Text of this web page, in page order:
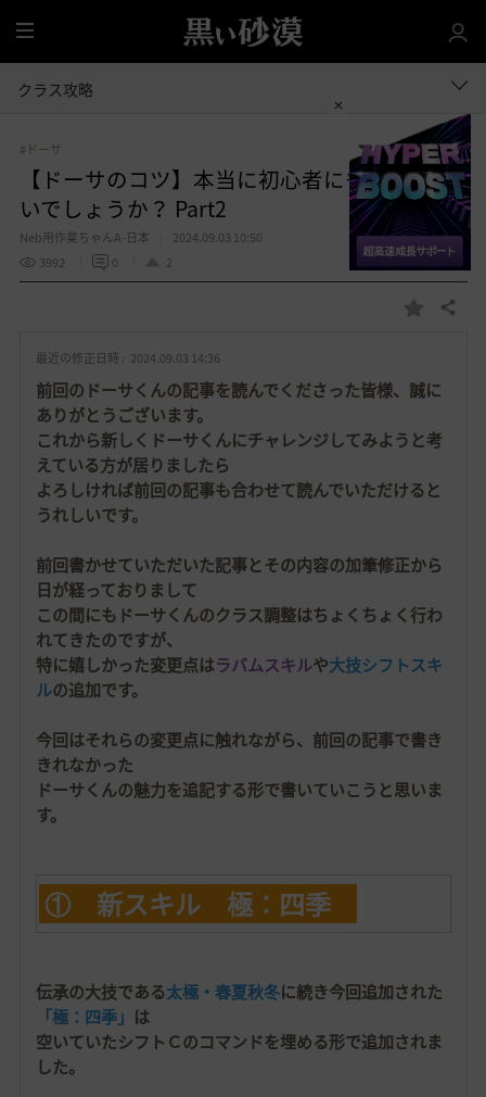
全
体
クラス攻略
#ドーサ
【ドーサのコツ】本当に初心者にも使いやす
いでしょうか？ Part2
Neb用作業ちゃんA-日本
2024.09.03 10:50
3992
0 2
お
入
共有する
最近の修正日時 : 2024.09.03 14:36
前回のドーサくんの記事を読んでくださった皆様、誠に
ありがとうございます。
これから新しくドーサくんにチャレンジしてみようと考
えている方が居りましたら
よろしければ前回の記事も合わせて読んでいただけると
うれしいです。
前回書かせていただいた記事とその内容の加筆修正から
日が経っておりまして
この間にもドーサくんのクラス調整はちょくちょく行わ
れてきたのですが、
特に嬉しかった変更点はラバムスキルや大技シフトスキ
ルの追加です。
今回はそれらの変更点に触れながら、前回の記事で書き
きれなかった
ドーサくんの魅力を追記する形で書いていこうと思いま
す。
① 新スキル 極：四季
伝承の大技である太極・春夏秋冬に続き今回追加された
「極：四季」 は
空いていたシフトＣのコマンドを埋める形で追加されま
した。